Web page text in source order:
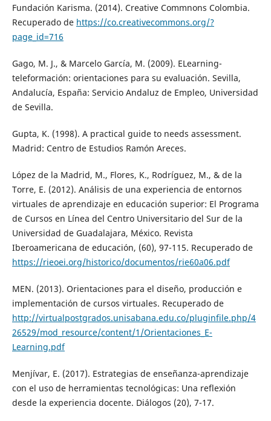
Fundación Karisma. (2014). Creative Commnons Colombia.
Recuperado de https://co.creativecommons.org/?
page_id=716
Gago, M. J., & Marcelo García, M. (2009). ELearning-
teleformación: orientaciones para su evaluación. Sevilla,
Andalucía, España: Servicio Andaluz de Empleo, Universidad
de Sevilla.
Gupta, K. (1998). A practical guide to needs assessment.
Madrid: Centro de Estudios Ramón Areces.
López de la Madrid, M., Flores, K., Rodríguez, M., & de la
Torre, E. (2012). Análisis de una experiencia de entornos
virtuales de aprendizaje en educación superior: El Programa
de Cursos en Línea del Centro Universitario del Sur de la
Universidad de Guadalajara, México. Revista
Iberoamericana de educación, (60), 97-115. Recuperado de
https://rieoei.org/historico/documentos/rie60a06.pdf
MEN. (2013). Orientaciones para el diseño, producción e
implementación de cursos virtuales. Recuperado de
http://virtualpostgrados.unisabana.edu.co/pluginfile.php/4
26529/mod_resource/content/1/Orientaciones_E-
Learning.pdf
Menjívar, E. (2017). Estrategias de enseñanza-aprendizaje
con el uso de herramientas tecnológicas: Una reflexión
desde la experiencia docente. Diálogos (20), 7-17.